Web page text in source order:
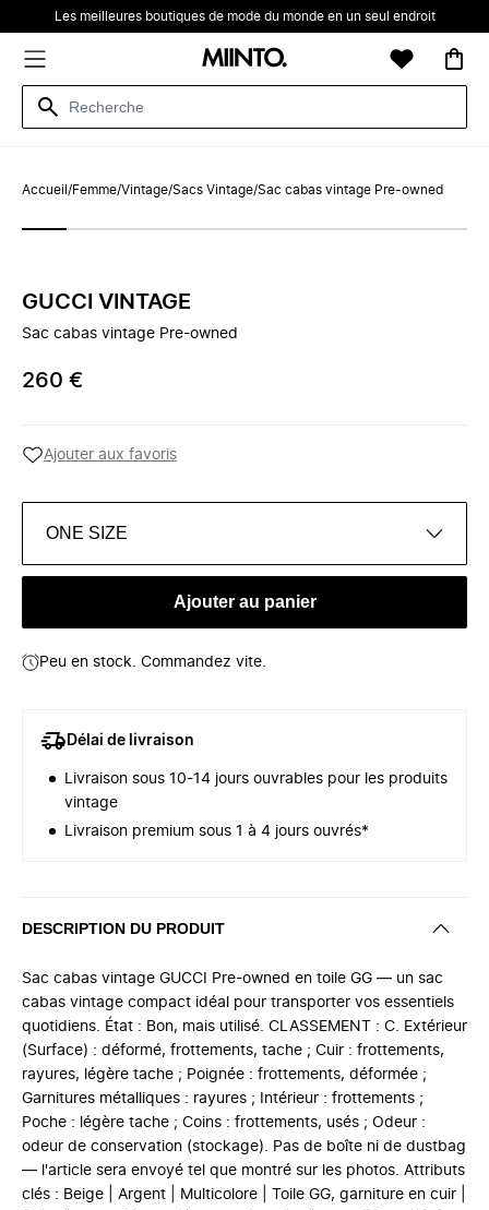
Les meilleures boutiques de mode du monde en un seul endroit
Accueil /Femme/Vintage/Sacs Vintage/Sac cabas vintage Pre-owned
GUCCI VINTAGE
Sac cabas vintage Pre-owned
260 €
Ajouter aux favoris
ONE SIZE
Ajouter au panier
Peu en stock. Commandez vite.
Délai de livraison
Livraison sous 10-14 jours ouvrables pour les produits
vintage
Livraison premium sous 1 à 4 jours ouvrés*
DESCRIPTION DU PRODUIT
Sac cabas vintage GUCCI Pre-owned en toile GG — un sac
cabas vintage compact idéal pour transporter vos essentiels
quotidiens. État : Bon, mais utilisé. CLASSEMENT : C. Extérieur
(Surface) : déformé, frottements, tache ; Cuir : frottements,
rayures, légère tache ; Poignée : frottements, déformée ;
Garnitures métalliques : rayures ; Intérieur : frottements ;
Poche : légère tache ; Coins : frottements, usés ; Odeur :
odeur de conservation (stockage). Pas de boîte ni de dustbag
— l'article sera envoyé tel que montré sur les photos. Attributs
clés : Beige | Argent | Multicolore | Toile GG, garniture en cuir |